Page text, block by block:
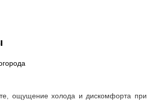
ощущение холода и дискомфорта при